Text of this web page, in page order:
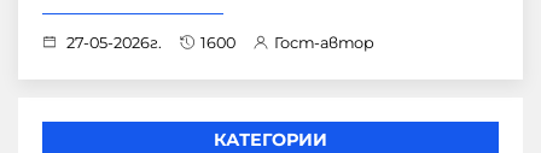
27-05-2026г. 1600 Гост-автор
КАТЕГОРИИ